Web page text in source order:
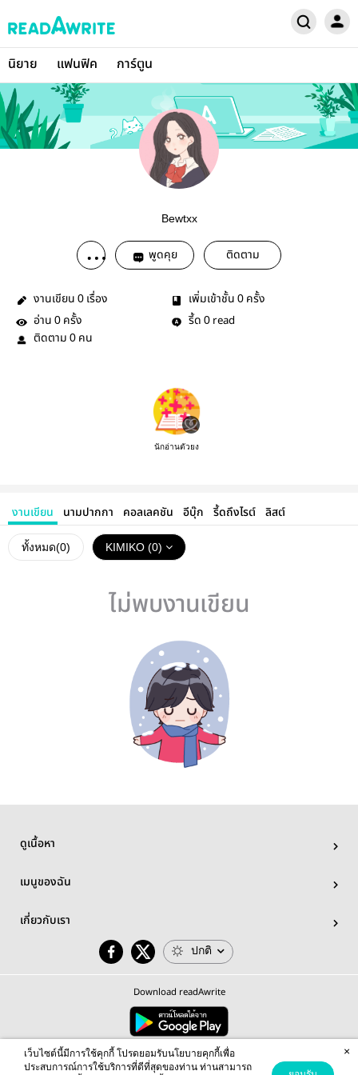
นิยาย แฟนฟิค การ์ตูน
Bewtxx
พูดคุย ติดตาม
งานเขียน 0 เรื่อง เพิ่มเข้าชั้น 0 ครั้ง
อ่าน 0 ครั้ง รี้ด 0 read
ติดตาม 0 คน
นักอ่านตัวยง
งานเขียน นามปากกา คอลเลคชัน อีบุ๊ก รี้ดถึงไรต์ ลิสต์
ทั้งหมด(0) KIMIKO (0)
ไม่พบงานเขียน
ดูเนื้อหา
เมนูของฉัน
เกี่ยวกับเรา
ปกติ
Download readAwrite
© 2026 readAwrite.com by MEB Corporation Public Company Limited
This site is protected by reCAPTCHA and the Google Privacy Policy Terms of Serviceapply.
เว็บไซต์นี้มีการใช้คุกกี้ โปรดยอมรับนโยบายคุกกี้เพื่อ
ประสบการณ์การใช้บริการที่ดีที่สุดของท่าน ท่านสามารถ
×